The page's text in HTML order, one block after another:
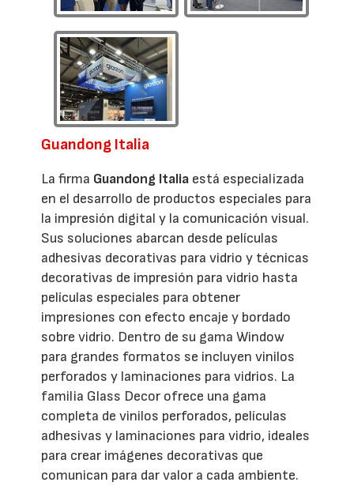
Guandong Italia
La firma Guandong Italia está especializada
en el desarrollo de productos especiales para
la impresión digital y la comunicación visual.
Sus soluciones abarcan desde películas
adhesivas decorativas para vidrio y técnicas
decorativas de impresión para vidrio hasta
películas especiales para obtener
impresiones con efecto encaje y bordado
sobre vidrio. Dentro de su gama Window
para grandes formatos se incluyen vinilos
perforados y laminaciones para vidrios. La
familia Glass Decor ofrece una gama
completa de vinilos perforados, películas
adhesivas y laminaciones para vidrio, ideales
para crear imágenes decorativas que
comunican para dar valor a cada ambiente.